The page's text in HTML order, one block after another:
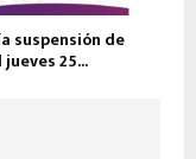
suspensión de
25...